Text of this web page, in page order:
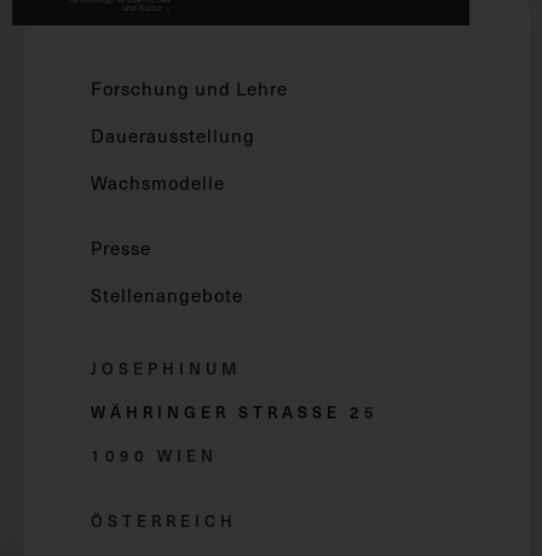
Forschung und Lehre
Dauerausstellung
Wachsmodelle
Presse
Stellenangebote
JOSEPHINUM
WÄHRINGER STRASSE 2 5
1090 WIEN
ÖSTERREICH